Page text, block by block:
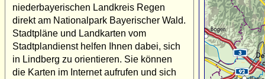
niederbayerischen Landkreis Regen
direkt am Nationalpark Bayerischer Wald.
Stadtpläne und Landkarten vom
Stadtplandienst helfen Ihnen dabei, sich
in Lindberg zu orientieren. Sie können
die Karten im Internet aufrufen und sich